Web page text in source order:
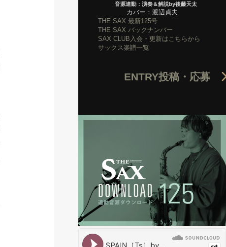
音源連動：演奏＆解説by後藤天太
カバー：渡辺貞夫
THE SAX 最新125号
THE SAX バックナンバー
SAX CLUB入会・更新はこちらから
サックス楽譜一覧
ENTRY投稿・応募